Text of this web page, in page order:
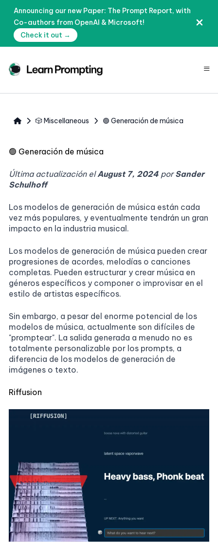
Announcing our new Paper: The Prompt Report, with
Co-authors from OpenAI & Microsoft!
Check it out →
≡
🎲 Miscellaneous 🟢 Generación de música
🟢 Generación de música
Última actualización elAugust 7, 2024 porSander
Schulhoff
Los modelos de generación de música están cada
vez más populares, y eventualmente tendrán un gran
impacto en la industria musical.
Los modelos de generación de música pueden crear
progresiones de acordes, melodías o canciones
completas. Pueden estructurar y crear música en
géneros específicos y componer o improvisar en el
estilo de artistas específicos.
Sin embargo, a pesar del enorme potencial de los
modelos de música, actualmente son difíciles de
"promptear". La salida generada a menudo no es
totalmente personalizable por los prompts, a
diferencia de los modelos de generación de
imágenes o texto.
Riffusion